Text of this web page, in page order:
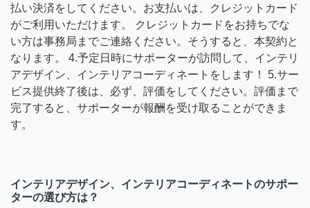
払い決済をしてください。お支払いは、クレジットカード
がご利用いただけます。 クレジットカードをお持ちでな
い方は事務局までご連絡ください。そうすると、本契約と
なります。 4.予定日時にサポーターが訪問して、インテリ
アデザイン、インテリアコーディネートをします！ 5.サー
ビス提供終了後は、必ず、評価をしてください。評価まで
完了すると、サポーターが報酬を受け取ることができま
す。
インテリアデザイン、インテリアコーディネートのサポー
ターの選び方は？